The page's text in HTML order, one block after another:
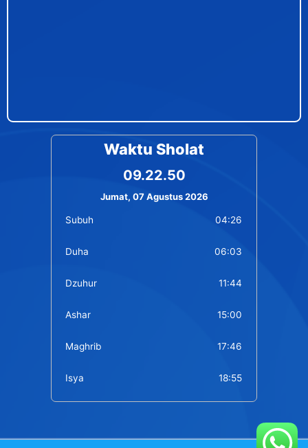
Waktu Sholat
09.22.50
Jumat, 07 Agustus 2026
Subuh 04:26
Duha 06:03
Dzuhur 11:44
Ashar 15:00
Maghrib 17:46
Isya 18:55